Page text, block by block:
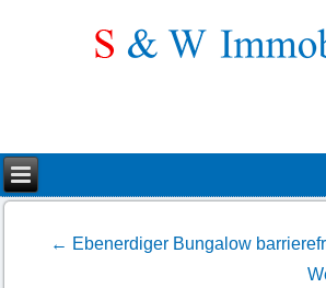
← Ebenerdiger Bungalow